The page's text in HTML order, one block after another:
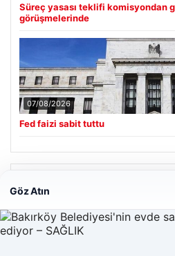
Süreç yasası teklifi komisyondan
görüşmelerinde
07/08/2026
Fed faizi sabit tuttu
Göz Atın